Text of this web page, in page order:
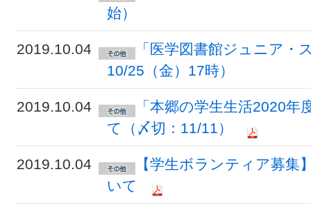
始）
2019.10.04
「医学図書館ジュニア・
10/25（金）17時）
2019.10.04
「本郷の学生生活2020
て（〆切：11/11）
2019.10.04
【学生ボランティア募集
いて